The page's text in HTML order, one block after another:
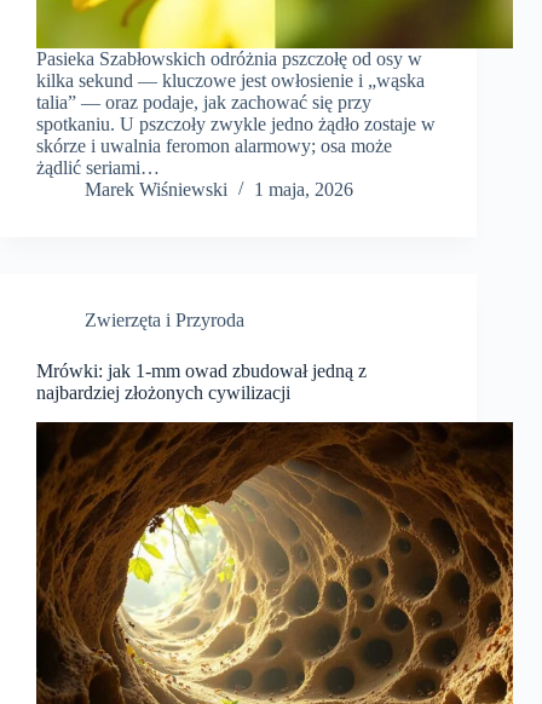
Pasieka Szabłowskich odróżnia pszczołę od osy w
kilka sekund — kluczowe jest owłosienie i „wąska
talia” — oraz podaje, jak zachować się przy
spotkaniu. U pszczoły zwykle jedno żądło zostaje w
skórze i uwalnia feromon alarmowy; osa może
żądlić seriami…
Marek Wiśniewski
1 maja, 2026
Zwierzęta i Przyroda
Mrówki: jak 1‑mm owad zbudował jedną z
najbardziej złożonych cywilizacji